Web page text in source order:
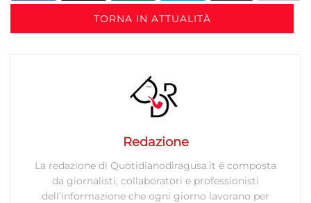
TORNA IN ATTUALITÀ
Redazione
La redazione di Quotidianodiragusa.it è composta
da giornalisti, collaboratori e professionisti
dell’informazione che ogni giorno lavorano per